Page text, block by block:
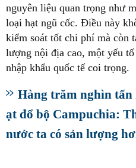
nguyên liệu quan trọng như
loại hạt ngũ cốc. Điều này
kiểm soát tốt chi phí mà còn
lượng nội địa cao, một yếu
nhập khẩu quốc tế coi trọng.
Hàng trăm nghìn tấn
ạt đổ bộ Campuchia:
nước ta có sản lượng